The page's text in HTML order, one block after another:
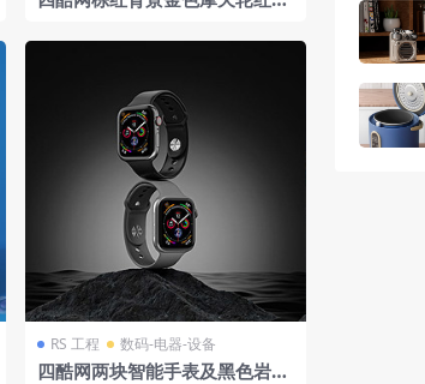
RS 工程 数码-电器-设备
四酷网两块智能手表及黑色岩石